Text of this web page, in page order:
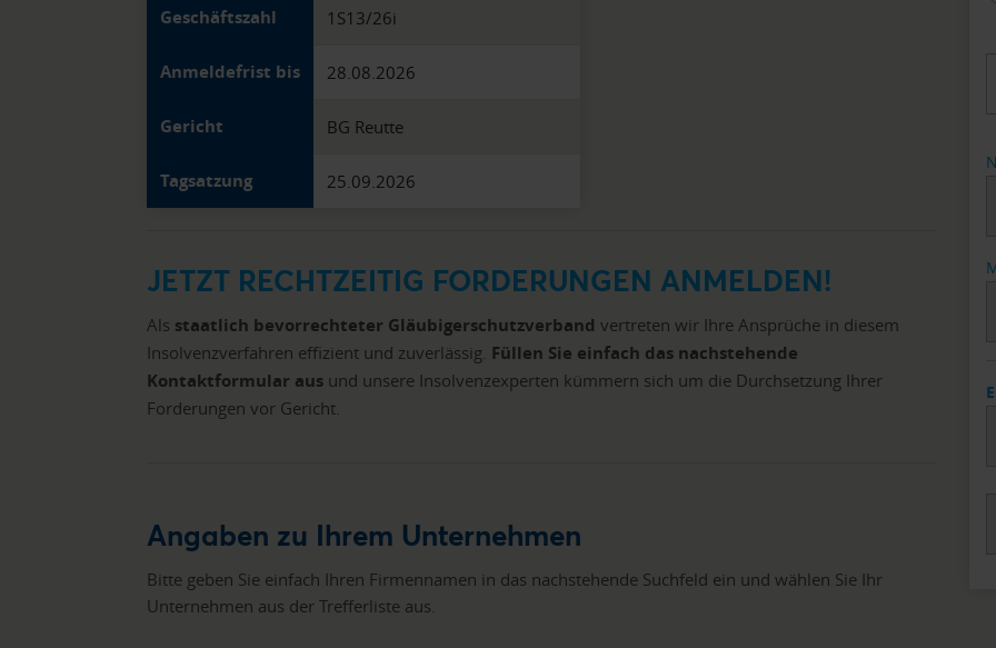
Geschäftszahl 1S13/26i
Anmeldefrist bis 28.08.2026
Gericht BG Reutte
Tagsatzung 25.09.2026
JETZT RECHTZEITIG FORDERUNGEN ANMELDEN!
Als staatlich bevorrechteter Gläubigerschutzverband vertreten wir Ihre Ansprüche in diesem
Insolvenzverfahren effizient und zuverlässig. Füllen Sie einfach das nachstehende
Kontaktformular aus und unsere Insolvenzexperten kümmern sich um die Durchsetzung Ihrer
Forderungen vor Gericht.
Angaben zu Ihrem Unternehmen
Bitte geben Sie einfach Ihren Firmennamen in das nachstehende Suchfeld ein und wählen Sie Ihr
Unternehmen aus der Trefferliste aus.